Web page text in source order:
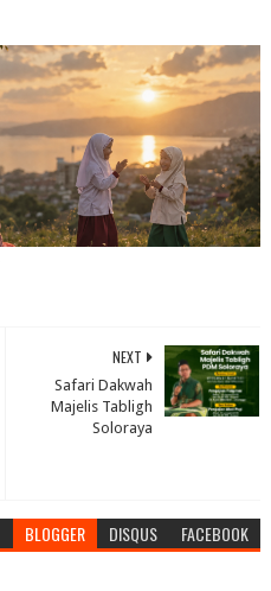
NEXT
Safari Dakwah
Majelis Tabligh
Soloraya
BLOGGER DISQUS FACEBOOK